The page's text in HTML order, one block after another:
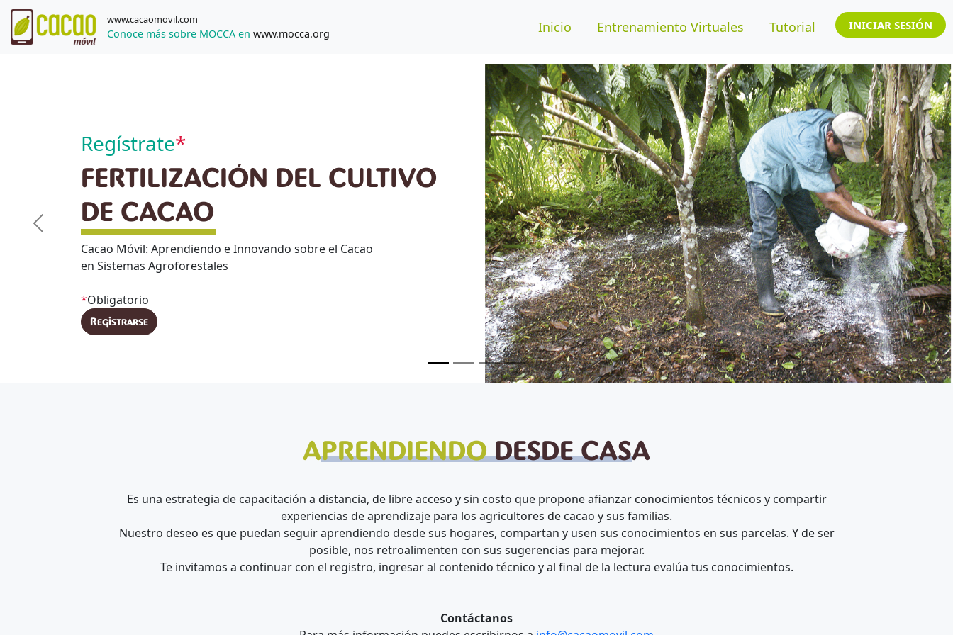
www.cacaomovil.com
Conoce más sobre MOCCA en www.mocca.org Inicio Entrenamiento Virtuales Tutorial INICIAR SESIÓN
Regístrate*
FERTILIZACIÓN DEL CULTIVO
DE CACAO
Cacao Móvil: Aprendiendo e Innovando sobre el Cacao
en Sistemas Agroforestales
*Obligatorio
Registrarse
Previous Next
APRENDIENDO DESDE CASA
Es una estrategia de capacitación a distancia, de libre acceso y sin costo que propone afianzar conocimientos técnicos y compartir
experiencias de aprendizaje para los agricultores de cacao y sus familias.
Nuestro deseo es que puedan seguir aprendiendo desde sus hogares, compartan y usen sus conocimientos en sus parcelas. Y de ser
posible, nos retroalimenten con sus sugerencias para mejorar.
Te invitamos a continuar con el registro, ingresar al contenido técnico y al final de la lectura evalúa tus conocimientos.
Contáctanos